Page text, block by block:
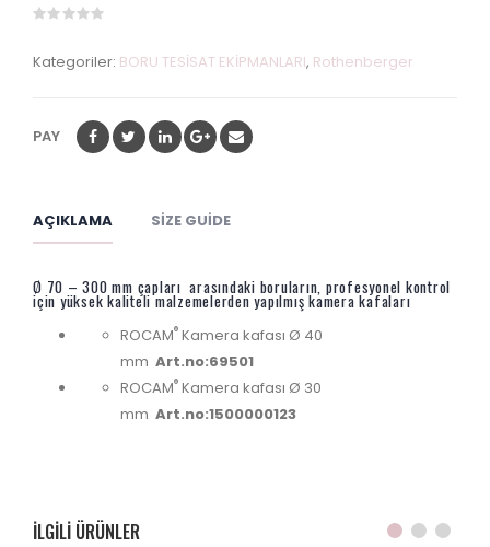
of
Kategoriler: BORU TESİSAT EKİPMANLARI, Rothenberger
PAY
AÇIKLAMA SIZE GUIDE
Ø 70 – 300 mm çapları arasındaki boruların, profesyonel kontrol
için yüksek kaliteli malzemelerden yapılmış kamera kafaları
ROCAM® Kamera kafası Ø 40
mm Art.no:69501
ROCAM® Kamera kafası Ø 30
mm Art.no:1500000123
ILGILI ÜRÜNLER